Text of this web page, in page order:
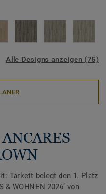
Alle Designs anzeigen (75)
Tarkett belegt den 1. Platz
& WOHNEN 2026‘ von